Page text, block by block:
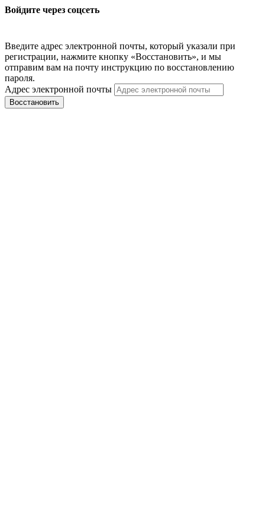
Войдите через соцсеть
Введите адрес электронной почты, который указали при
регистрации, нажмите кнопку «Восстановить», и мы
отправим вам на почту инструкцию по восстановлению
пароля.
Адрес электронной почты